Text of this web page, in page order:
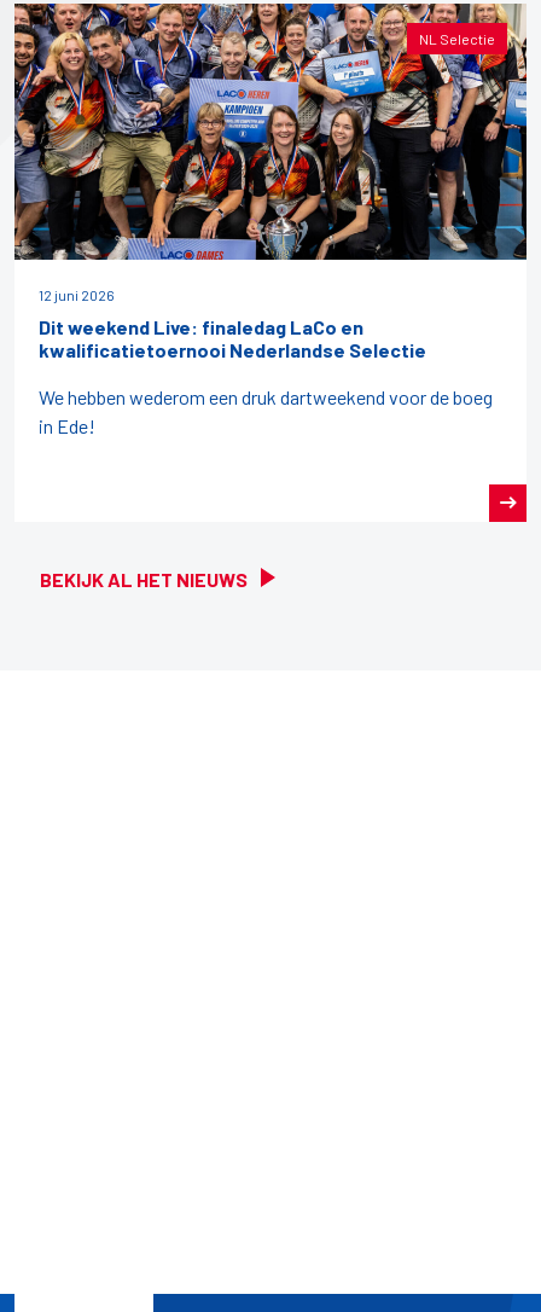
BEKIJK AL HET NIEUWS
NL Selectie
12 juni 2026
Dit weekend Live: finaledag LaCo en
kwalificatietoernooi Nederlandse Selectie
We hebben wederom een druk dartweekend voor de boeg
in Ede!